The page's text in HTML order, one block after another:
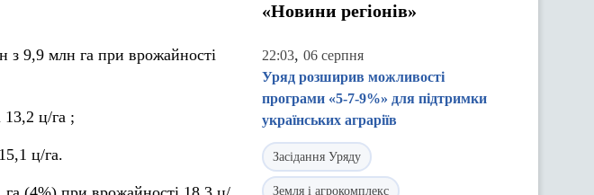
з 9,9 млн га при врожайності
13,2 ц/га ;
ц/га.
«Новини регіонів»
22:03, 06 серпня
Уряд розширив можливості
програми «5-7-9%» для підтримки
українських аграріїв
Засідання Уряду
Земля і агрокомплекс